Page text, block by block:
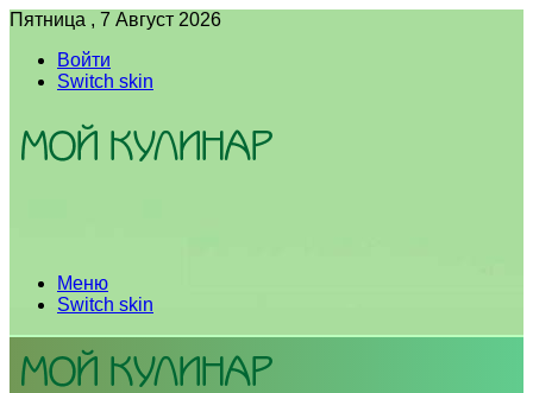
Пятница , 7 Август 2026
Войти
Switch skin
Меню
Switch skin